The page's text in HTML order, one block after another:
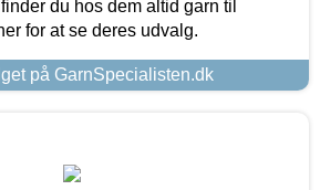
du hos dem altid garn til
for at se deres udvalg.
på GarnSpecialisten.dk